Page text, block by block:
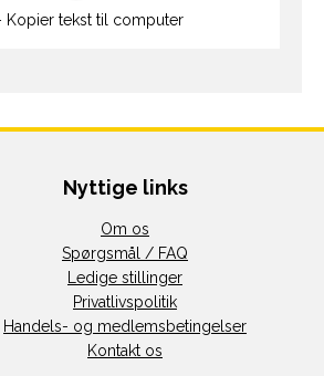
Kopier tekst til computer
Nyttige links
Om os
Spørgsmål / FAQ
Ledige stillinger
Privatlivspolitik
Handels- og medlemsbetingelser
Kontakt os